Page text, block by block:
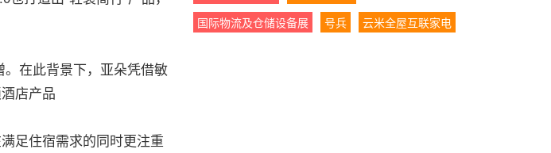
在此背景下，亚朵凭借敏
店产品
足住宿需求的同时更注重
闪传快速分享照片视频，还能自定义个性装扮！
国际物流及仓储设备展
号兵 云米全屋互联家电